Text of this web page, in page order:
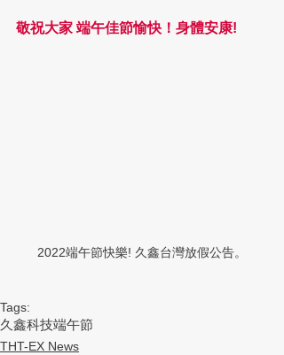
敬祝大家 端午佳節愉快！身體安康!
2022端午節快樂! 久鑫台灣放假公告。
Tags:
久鑫科技端午節
THT-EX News